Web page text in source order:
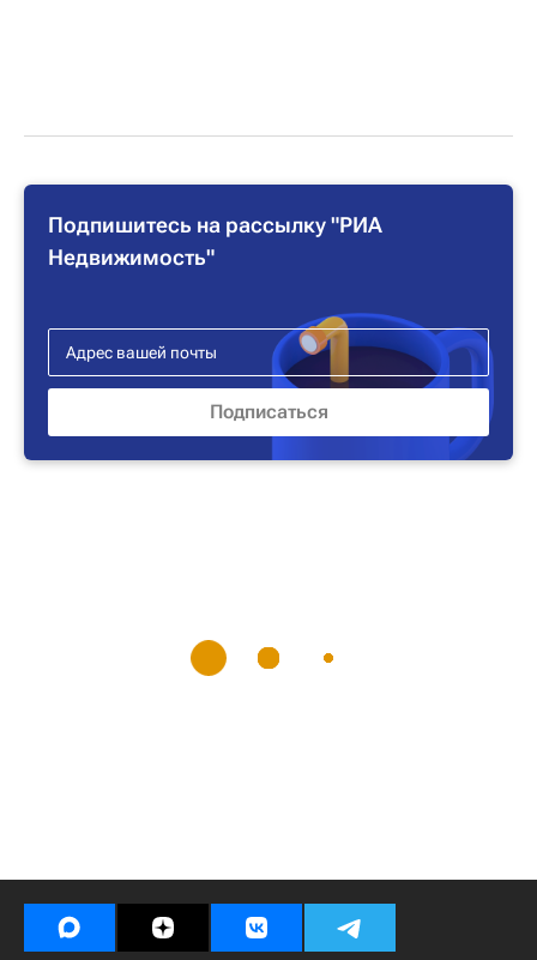
Подпишитесь на рассылку "РИА
Недвижимость"